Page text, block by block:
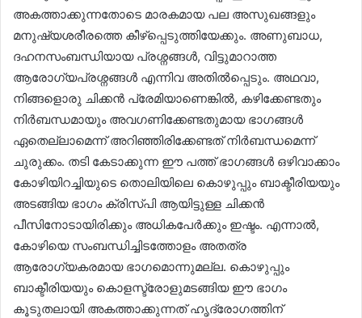
അകത്താക്കുന്നതോടെ മാരകമായ പല അസുഖങ്ങളും
മനുഷ്യശരീരത്തെ കീഴ്പ്പെടുത്തിയേക്കും. അണുബാധ,
ദഹനസംബന്ധിയായ പ്രശ്നങ്ങൾ, വിട്ടുമാറാത്ത
ആരോഗ്യപ്രശ്നങ്ങൾ എന്നിവ അതിൽപ്പെടും. അഥവാ,
നിങ്ങളൊരു ചിക്കൻ പ്രേമിയാണെങ്കിൽ, കഴിക്കേണ്ടതും
നിർബന്ധമായും അവഗണിക്കേണ്ടതുമായ ഭാഗങ്ങൾ
ഏതെല്ലാമെന്ന് അറിഞ്ഞിരിക്കേണ്ടത് നിർബന്ധമെന്ന്
ചുരുക്കം. തടി കേടാക്കുന്ന ഈ പത്ത് ഭാഗങ്ങൾ ഒഴിവാക്കാം
കോഴിയിറച്ചിയുടെ തൊലിയിലെ കൊഴുപ്പും ബാക്ടീരിയയും
അടങ്ങിയ ഭാഗം ക്രിസ്പി ആയിട്ടുള്ള ചിക്കൻ
പീസിനോടായിരിക്കും അധികപേർക്കും ഇഷ്ടം. എന്നാൽ,
കോഴിയെ സംബന്ധിച്ചിടത്തോളം അതത്ര
ആരോഗ്യകരമായ ഭാഗമൊന്നുമല്ല. കൊഴുപ്പും
ബാക്ടീരിയയും കൊളസ്ട്രോളുമടങ്ങിയ ഈ ഭാഗം
കൂടുതലായി അകത്താക്കുന്നത് ഹൃദ്രോഗത്തിന്